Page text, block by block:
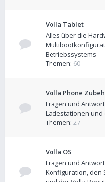
Volla Tablet
Alles über die
Betriebssystems
Themen: 60
Volla Phone
Fragen und
Ladestationen und
Themen: 27
Volla OS
Fragen und
Konfiguration, den